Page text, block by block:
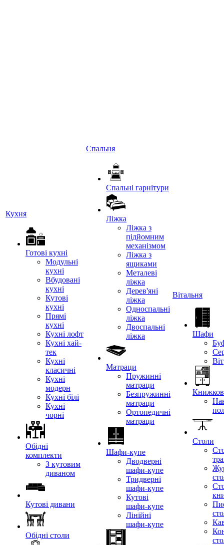
Кухня
Готові кухні
Модульні
кухні
Вбудовані
кухні
Кутові
кухні
Прямі
кухні
Кухні лофт
Кухні хай-
тек
Кухні
класичні
Кухні
модерн
Кухні білі
Кухні
чорні
Обідні
комплекти
З кутовим
диваном
Кутові дивани
Обідні столи
Спальня
Спальні гарнітури
Ліжка
Ліжка з
підйомним
механізмом
Ліжка з
ящиками
Металеві
ліжка
Дерев'яні
ліжка
Односпальні
ліжка
Двоспальні
ліжка
Матраци
Пружинні
матраци
Безпружинні
матраци
Ортопедичні
матраци
Шафи-купе
Дводверні
шафи-купе
Тридверні
шафи-купе
Кутові
шафи-купе
Лінійні
шафи-купе
Вітальня
Шафи
Столи